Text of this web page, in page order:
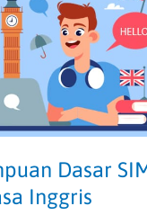
Dasar
Inggris